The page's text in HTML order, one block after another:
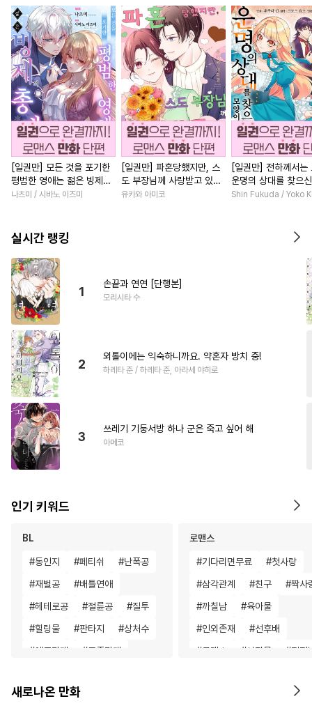
[일권만] 모든 것을 포기한
평범한 영애는 젊은 빙제의
총애를 받는다 [단행본]
나츠미 / 시바노 이즈미
[일권만] 파혼당했지만, 스
도 부장님께 사랑받고 있습
니다 [단행본]
유카와 아미코
[일권만] 전하께서는
운명의 상대를 찾으
이네요 (웃음) [단행
Shin Fukuda / Yoko
실시간 랭킹
1
손끝과 연연 [단행본]
모리시타 수
2
외톨이에는 익숙하니까요. 약혼자 방치 중!
하레타 준 / 하레타 준, 아라세 야히로
3
쓰레기 기둥서방 하나 군은 죽고 싶어 해
아메코
인기 키워드
BL
#동인지 #페티쉬 #난폭공
#재벌공 #배틀연애
#헤테로공 #절륜공 #질투
#힐링물 #판타지 #상처수
#애증관계 #주종관계
#욕망수 #혐관
로맨스
#기다리면무료 #첫사랑
#삼각관계 #친구 #짝사
#까칠남 #육아물
#인외존재 #선후배
#로맨스 #성장물 #직진
서양
새로나온 만화